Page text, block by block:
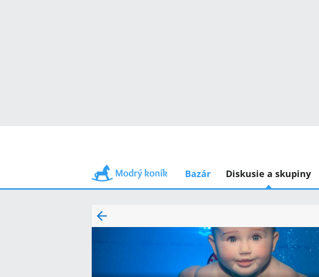
Bazár Diskusie a skupiny